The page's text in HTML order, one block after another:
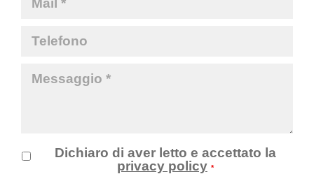
Dichiaro di aver letto e accettato la
privacy policy *